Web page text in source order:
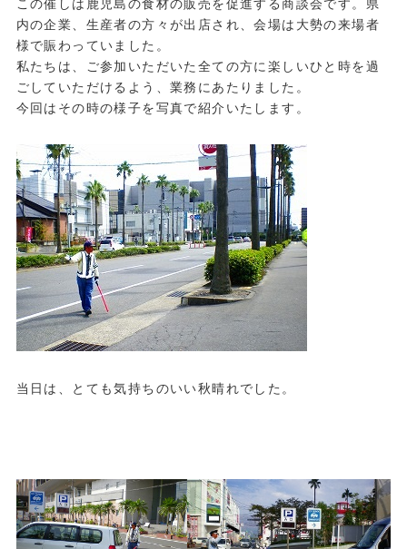
この催しは鹿児島の食材の販売を促進する商談会です。県
内の企業、生産者の方々が出店され、会場は大勢の来場者
様で賑わっていました。
私たちは、ご参加いただいた全ての方に楽しいひと時を過
ごしていただけるよう、業務にあたりました。
今回はその時の様子を写真で紹介いたします。
当日は、とても気持ちのいい秋晴れでした。